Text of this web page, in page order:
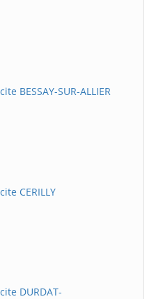
BESSAY-SUR-ALLIER
CERILLY
DURDAT-